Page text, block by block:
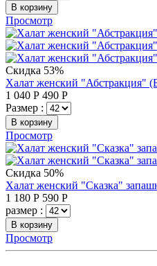
В корзину
Просмотр
Скидка 53%
Халат женский "Абстракция"
1 040 Р 490 Р
Размер :
В корзину
Просмотр
Скидка 50%
Халат женский "Сказка"
1 180 Р 590 Р
размер :
В корзину
Просмотр